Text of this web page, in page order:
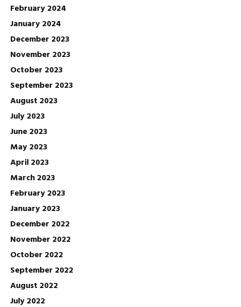
February 2024
January 2024
December 2023
November 2023
October 2023
September 2023
August 2023
July 2023
June 2023
May 2023
April 2023
March 2023
February 2023
January 2023
December 2022
November 2022
October 2022
September 2022
August 2022
July 2022